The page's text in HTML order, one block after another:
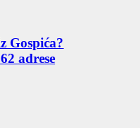
Gospića?
adrese